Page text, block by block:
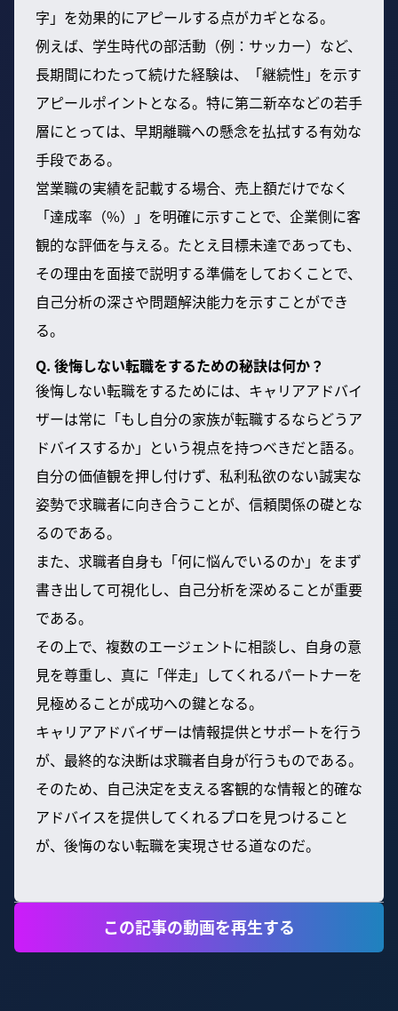
字」を効果的にアピールする点がカギとなる。
例えば、学生時代の部活動（例：サッカー）など、
長期間にわたって続けた経験は、「継続性」を示す
アピールポイントとなる。特に第二新卒などの若手
層にとっては、早期離職への懸念を払拭する有効な
手段である。
営業職の実績を記載する場合、売上額だけでなく
「達成率（%）」を明確に示すことで、企業側に客
観的な評価を与える。たとえ目標未達であっても、
その理由を面接で説明する準備をしておくことで、
自己分析の深さや問題解決能力を示すことができ
る。
Q. 後悔しない転職をするための秘訣は何か？
後悔しない転職をするためには、キャリアアドバイ
ザーは常に「もし自分の家族が転職するならどうア
ドバイスするか」という視点を持つべきだと語る。
自分の価値観を押し付けず、私利私欲のない誠実な
姿勢で求職者に向き合うことが、信頼関係の礎とな
るのである。
また、求職者自身も「何に悩んでいるのか」をまず
書き出して可視化し、自己分析を深めることが重要
である。
その上で、複数のエージェントに相談し、自身の意
見を尊重し、真に「伴走」してくれるパートナーを
見極めることが成功への鍵となる。
キャリアアドバイザーは情報提供とサポートを行う
が、最終的な決断は求職者自身が行うものである。
そのため、自己決定を支える客観的な情報と的確な
アドバイスを提供してくれるプロを見つけること
が、後悔のない転職を実現させる道なのだ。
この記事の動画を再生する